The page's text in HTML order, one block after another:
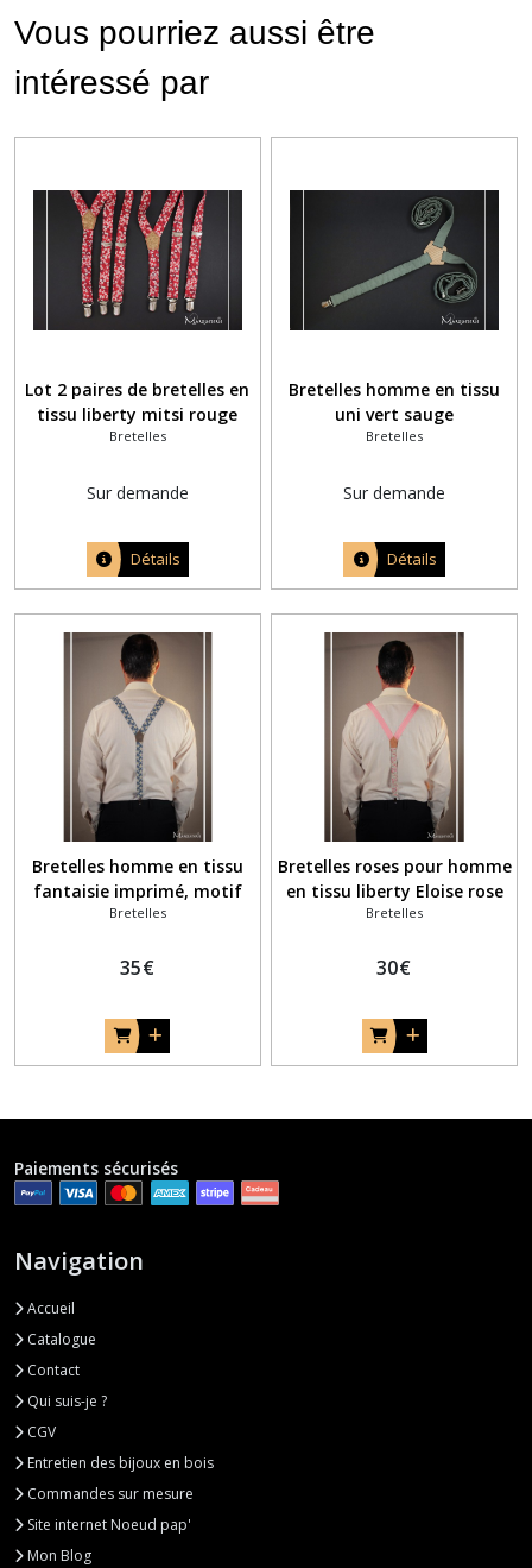
Vous pourriez aussi être
intéressé par
Lot 2 paires de bretelles en
tissu liberty mitsi rouge
pour enfants
Bretelles
Sur demande
Détails
Bretelles homme en tissu
uni vert sauge
Bretelles
Sur demande
Détails
Bretelles homme en tissu
fantaisie imprimé, motif
tendance et graphique bleu
Bretelles
35€
Bretelles roses pour homme
en tissu liberty Eloise rose
et gros grain rose à
Bretelles
30€
Paiements sécurisés
Navigation
Accueil
Catalogue
Contact
Qui suis-je ?
CGV
Entretien des bijoux en bois
Commandes sur mesure
Site internet Noeud pap'
Mon Blog